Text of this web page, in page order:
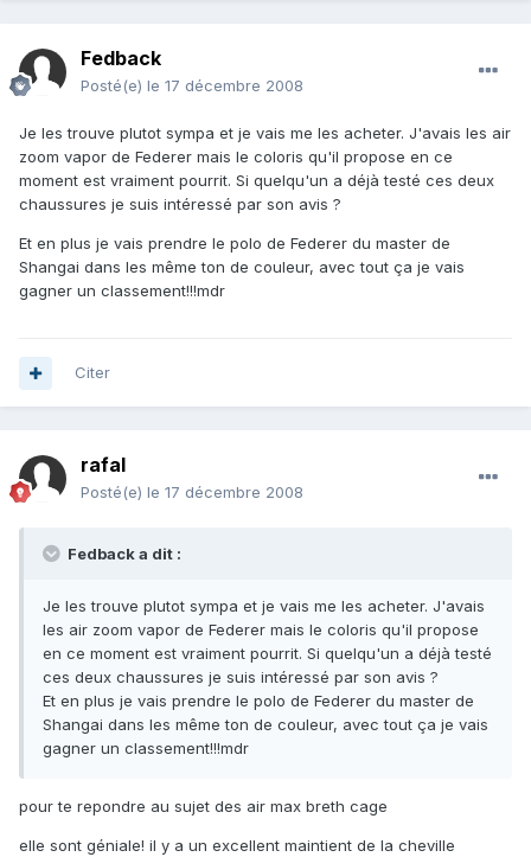
Fedback
Posté(e) le 17 décembre 2008
Je les trouve plutot sympa et je vais me les acheter. J'avais les air
zoom vapor de Federer mais le coloris qu'il propose en ce
moment est vraiment pourrit. Si quelqu'un a déjà testé ces deux
chaussures je suis intéressé par son avis ?
Et en plus je vais prendre le polo de Federer du master de
Shangai dans les même ton de couleur, avec tout ça je vais
gagner un classement!!!mdr
Citer
rafal
Posté(e) le 17 décembre 2008
Fedback a dit :
Je les trouve plutot sympa et je vais me les acheter. J'avais
les air zoom vapor de Federer mais le coloris qu'il propose
en ce moment est vraiment pourrit. Si quelqu'un a déjà testé
ces deux chaussures je suis intéressé par son avis ?
Et en plus je vais prendre le polo de Federer du master de
Shangai dans les même ton de couleur, avec tout ça je vais
gagner un classement!!!mdr
pour te repondre au sujet des air max breth cage
elle sont géniale! il y a un excellent maintient de la cheville